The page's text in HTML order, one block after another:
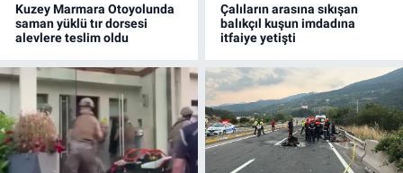
Kuzey Marmara Otoyolunda
saman yüklü tır dorsesi
alevlere teslim oldu
Çalıların arasına sıkışan
balıkçıl kuşun imdadına
itfaiye yetişti